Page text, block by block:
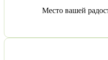
Место вашей